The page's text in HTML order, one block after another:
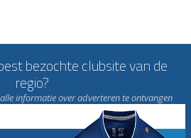
bezochte clubsite van de
regio?
informatie over adverteren te ontvangen